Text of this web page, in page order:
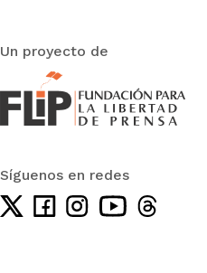
Un proyecto de
Síguenos en redes